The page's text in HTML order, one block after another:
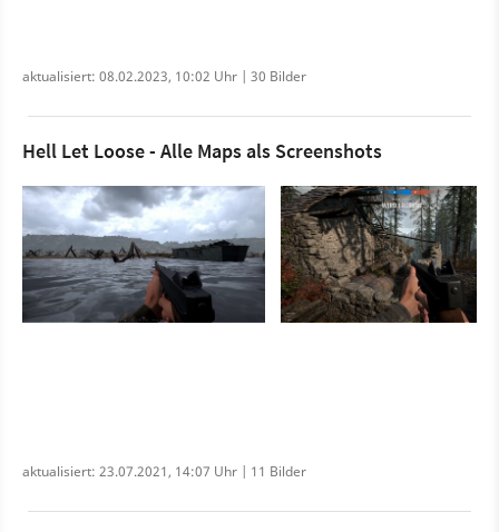
aktualisiert: 08.02.2023, 10:02 Uhr | 30 Bilder
Hell Let Loose - Alle Maps als Screenshots
aktualisiert: 23.07.2021, 14:07 Uhr | 11 Bilder